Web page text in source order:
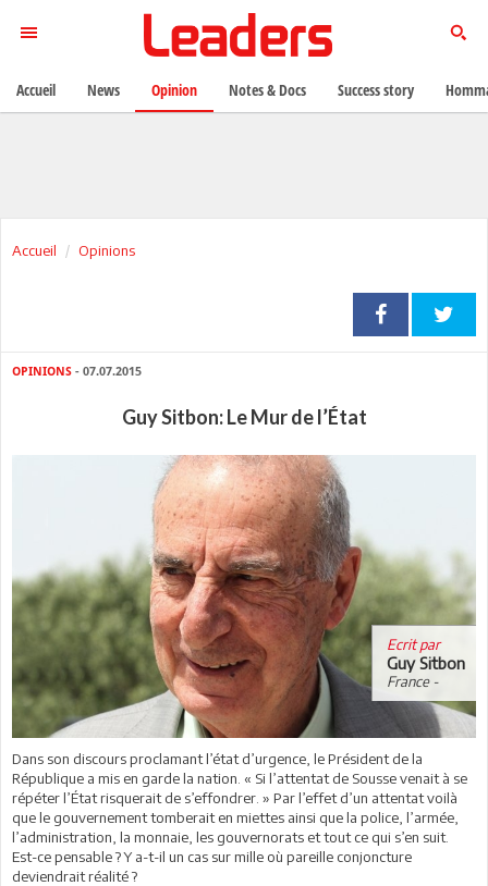
Accueil Opinions
OPINIONS - 07.07.2015
Guy Sitbon: Le Mur de l’État
Ecrit par
Guy Sitbon
France -
Dans son discours proclamant l’état d’urgence, le Président de la
République a mis en garde la nation. « Si l’attentat de Sousse venait à se
répéter l’État risquerait de s’effondrer. » Par l’effet d’un attentat voilà
que le gouvernement tomberait en miettes ainsi que la police, l’armée,
l’administration, la monnaie, les gouvernorats et tout ce qui s’en suit.
Est-ce pensable ? Y a-t-il un cas sur mille où pareille conjoncture
deviendrait réalité ?
Accueil News Opinion Notes & Docs Success story